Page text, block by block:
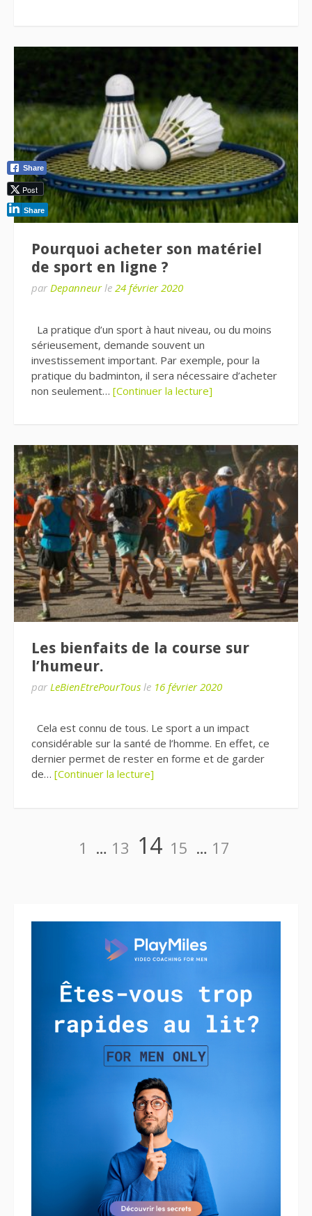
Pourquoi acheter son matériel
de sport en ligne ?
par Depanneurle 24 février 2020
La pratique d’un sport à haut niveau, ou du moins
sérieusement, demande souvent un
investissement important. Par exemple, pour la
pratique du badminton, il sera nécessaire d’acheter
non seulement… [Continuer la lecture]
Les bienfaits de la course sur
l’humeur.
par LeBienEtrePourTous le 16 février 2020
Cela est connu de tous. Le sport a un impact
considérable sur la santé de l’homme. En effet, ce
dernier permet de rester en forme et de garder
de… [Continuer la lecture]
Pagination
Page
1 … Page
13 Page
14 Page
15 … Page
17
Share
Post
Share